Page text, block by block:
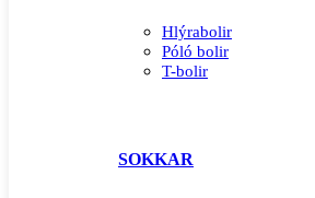
Hlýrabolir
Póló bolir
T-bolir
SOKKAR